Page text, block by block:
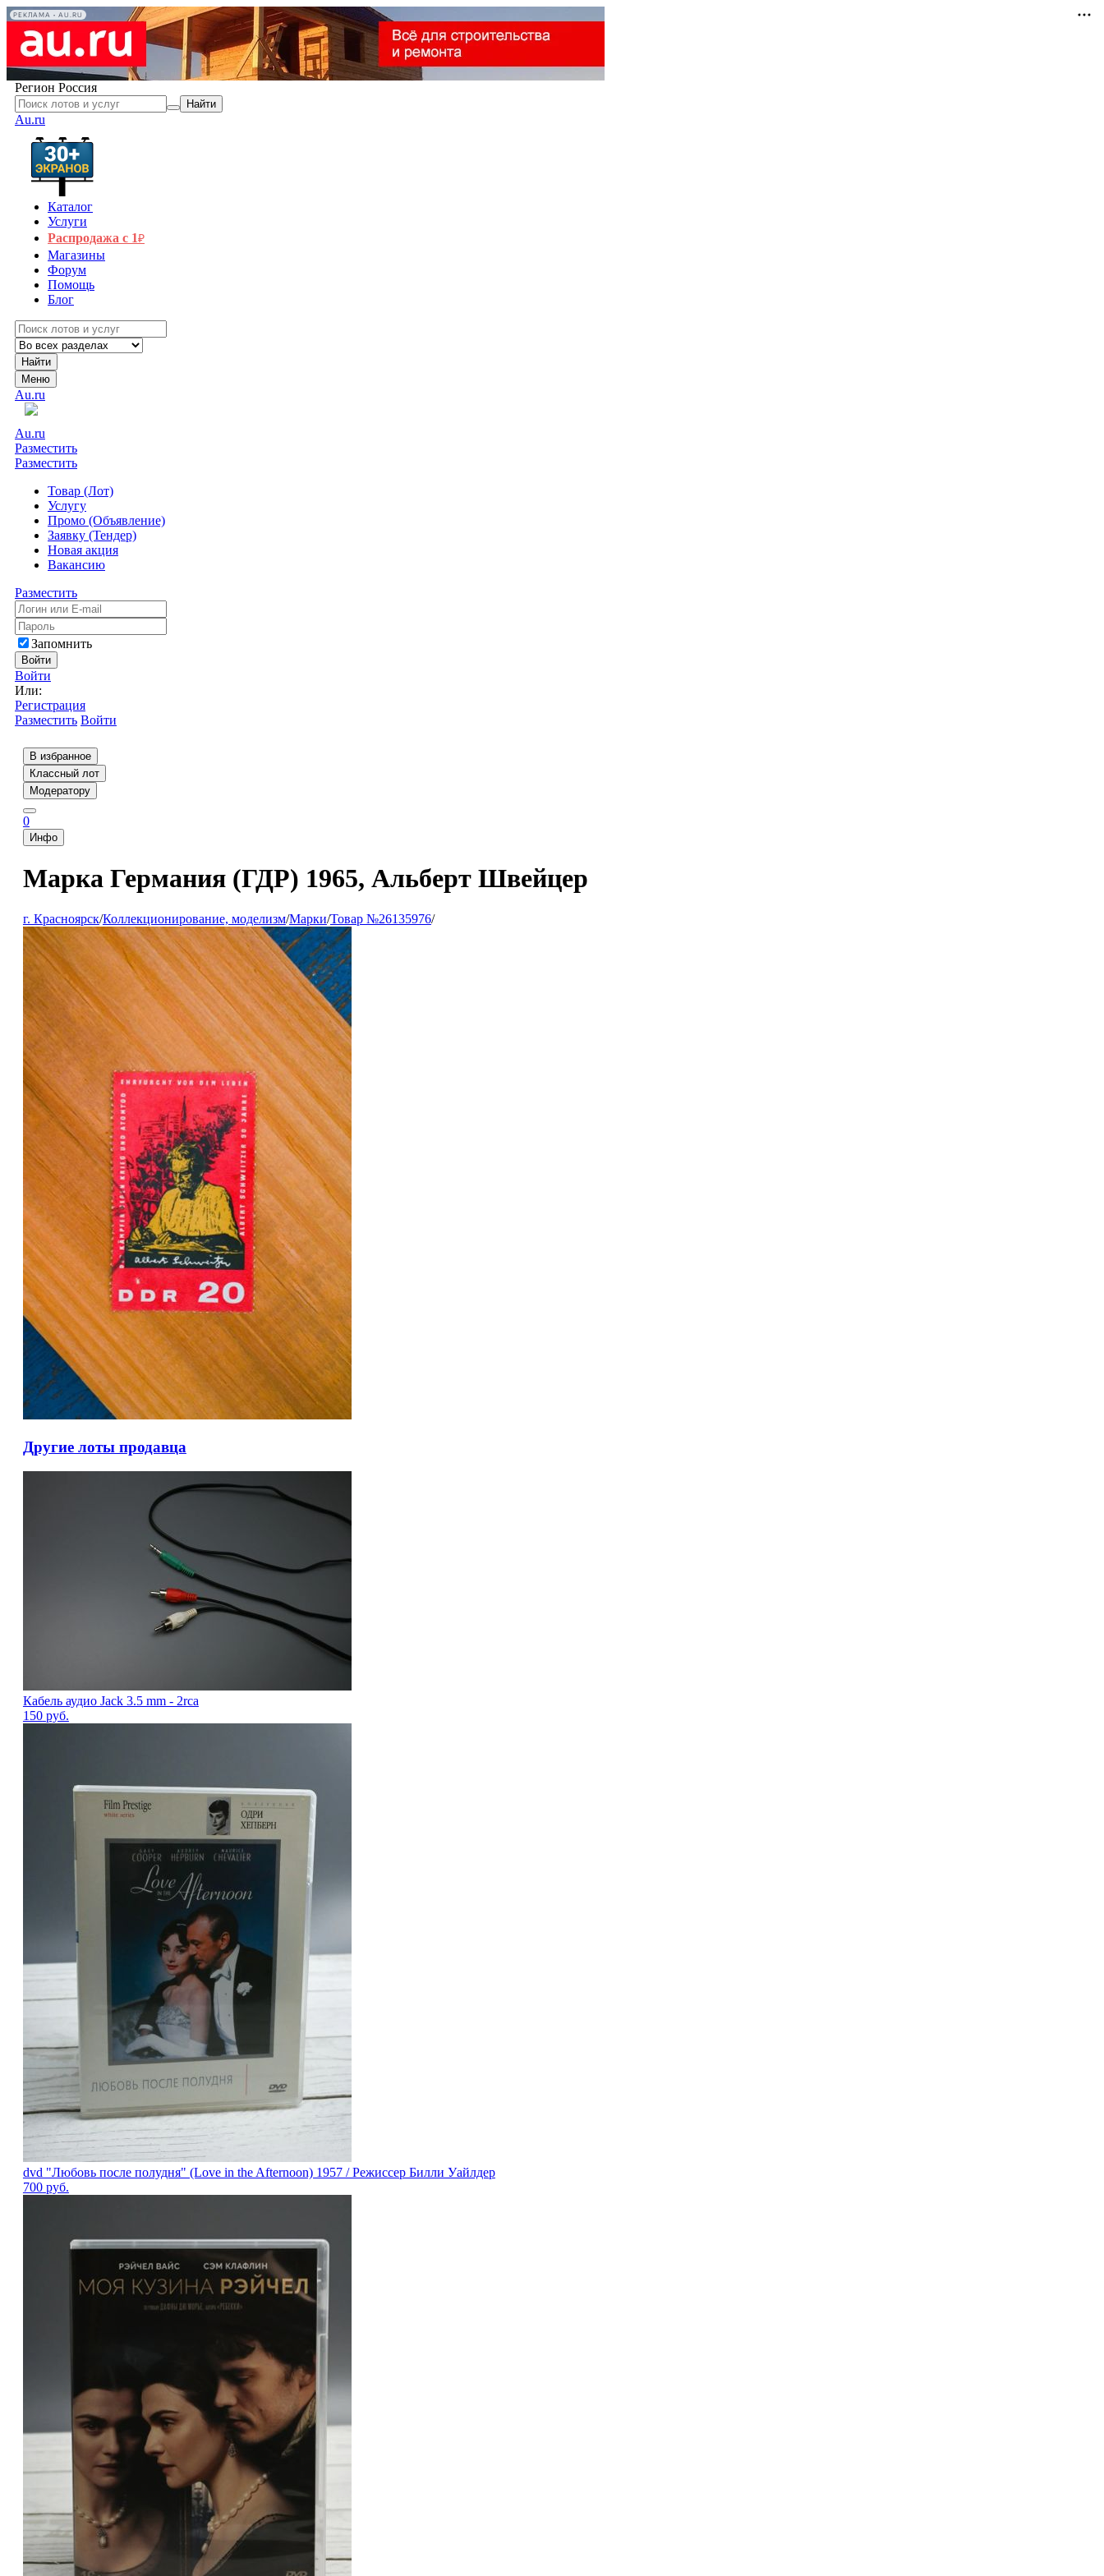
РЕКЛАМА • AU.RU
Регион Россия
Найти
Au.ru
Каталог
Услуги
Распродажа с 1₽
Магазины
Форум
Помощь
Блог
Найти
Меню
Au.ru
Au.ru
Разместить
Разместить
Товар (Лот)
Услугу
Промо (Объявление)
Заявку (Тендер)
Новая акция
Вакансию
Разместить
Запомнить
Войти
Войти
Или:
Регистрация
Разместить Войти
В избранное
Классный лот
Модератору
0
Инфо
Марка Германия (ГДР) 1965, Альберт Швейцер
г. Красноярск/Коллекционирование, моделизм/Марки/Товар №26135976/
Другие лоты продавца
Кабель аудио Jack 3.5 mm - 2rca
150 руб.
dvd "Любовь после полудня" (Love in the Afternoon) 1957 / Режиссер Билли Уайлдер
700 руб.